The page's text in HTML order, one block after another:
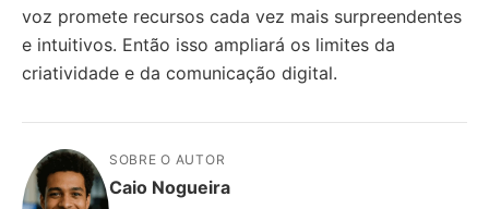
voz promete recursos cada vez mais surpreendentes
e intuitivos. Então isso ampliará os limites da
criatividade e da comunicação digital.
SOBRE O AUTOR
Caio Nogueira